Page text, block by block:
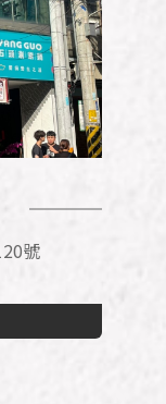
號